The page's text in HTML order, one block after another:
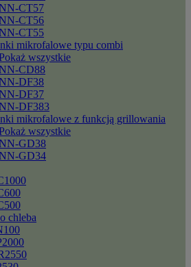
CT57
CT56
CT55
mikrofalowe typu combi
wszystkie
CD88
DF38
DF37
DF383
mikrofalowe z funkcją grillowania
wszystkie
GD38
GD34
chleba